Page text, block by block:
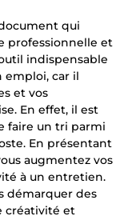
qui
professionnelle et
indispensable
emploi, car il
et vos
En effet, il est
faire un tri parmi
En présentant
augmentez vos
à un entretien.
démarquer des
créativité et